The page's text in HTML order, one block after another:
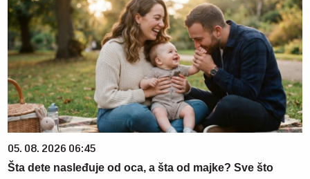
05. 08. 2026 06:45
Šta dete nasleđuje od oca, a šta od majke? Sve što